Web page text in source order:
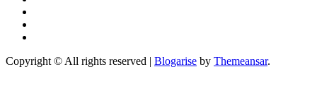
Copyright © All rights reserved | Blogarise by Themeansar.